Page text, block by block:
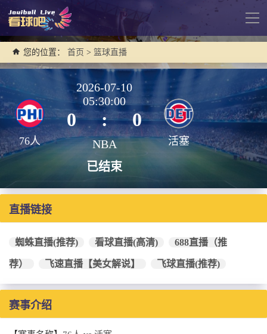
导
您的位置： 首页 > 篮球直播
76人
2026-07-10
05:30:00
0 : 0
NBA
已结束
活塞
直播链接
蜘蛛直播(推荐) 看球直播(高清) 688直播（推
荐） 飞速直播【美女解说】 飞球直播(推荐)
赛事介绍